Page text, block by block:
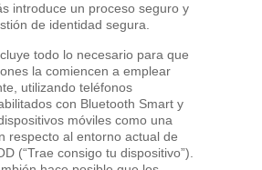
introduce un proceso seguro y
de identidad segura.
todo lo necesario para que
la comiencen a emplear
utilizando teléfonos
con Bluetooth Smart y
móviles como una
respecto al entorno actual de
(“Trae consigo tu dispositivo”).